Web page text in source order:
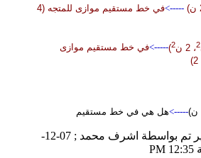
----->
في خط مستقيم موازى للمتجه (4
2، 2 ن 2
)
----->في خط مستقيم موازى
----->هل هي في خط مستقيم
التعديل الأخير تم بواسطة اشرف محمد ; 07-12-
12:35 PM